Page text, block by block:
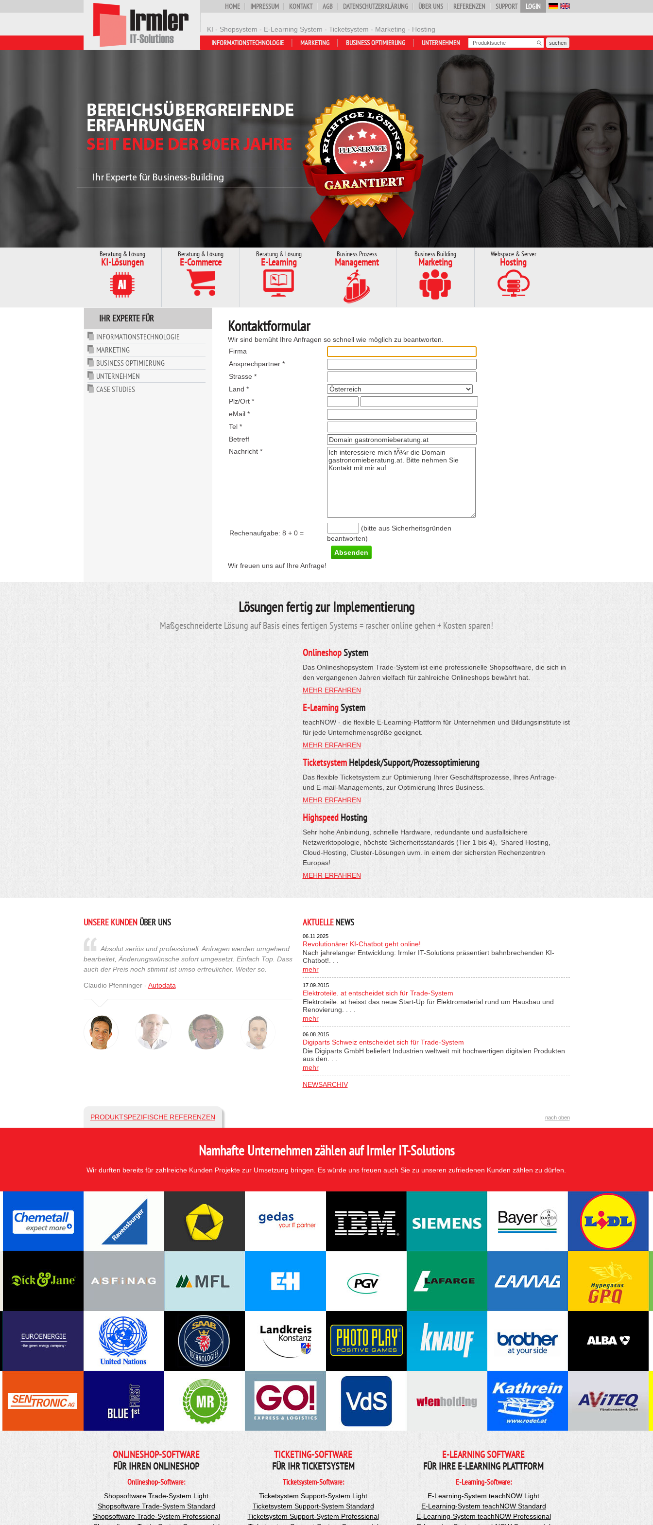
KI - Shopsystem - E-Learning System - Ticketsystem - Marketing - Hosting
LOGIN
HOME IMPRESSUM KONTAKT AGB DATENSCHUTZERKLÄRUNG ÜBER UNS REFERENZEN SUPPORT
UNTERNEHMEN
BUSINESS OPTIMIERUNG
MARKETING
INFORMATIONSTECHNOLOGIE
Beratung & Lösung
KI-Lösungen
Beratung & Lösung
E-Commerce
Beratung & Lösung
E-Learning
Business Prozess
Management
Business Building
Marketing
Webspace & Server
Hosting
IHR EXPERTE FÜR
INFORMATIONSTECHNOLOGIE
MARKETING
BUSINESS OPTIMIERUNG
UNTERNEHMEN
CASE STUDIES
Kontaktformular
Wir sind bemüht Ihre Anfragen so schnell wie möglich zu beantworten.
Firma
Ansprechpartner *
Strasse *
Land *
Plz/Ort *
eMail *
Tel *
Betreff
Nachricht *
Rechenaufgabe: 8 + 0=
(bitte aus Sicherheitsgründen
beantworten)
Wir freuen uns auf Ihre Anfrage!
Lösungen fertig zur Implementierung
Maßgeschneiderte Lösung auf Basis eines fertigen Systems = rascher online gehen + Kosten sparen!
OnlineshopSystem
Das Onlineshopsystem Trade-System ist eine professionelle Shopsoftware, die sich in
den vergangenen Jahren vielfach für zahlreiche Onlineshops bewährt hat.
MEHR ERFAHREN
E-LearningSystem
teachNOW - die flexible E-Learning-Plattform für Unternehmen und Bildungsinstitute ist
für jede Unternehmensgröße geeignet.
MEHR ERFAHREN
TicketsystemHelpdesk/Support/Prozessoptimierung
Das flexible Ticketsystem zur Optimierung Ihrer Geschäftsprozesse, Ihres Anfrage-
und E-mail-Managements, zur Optimierung Ihres Business.
MEHR ERFAHREN
HighspeedHosting
Sehr hohe Anbindung, schnelle Hardware, redundante und ausfallsichere
Netzwerktopologie, höchste Sicherheitsstandards (Tier 1 bis 4), Shared Hosting,
Cloud-Hosting, Cluster-Lösungen uvm. in einem der sichersten Rechenzentren
Europas!
MEHR ERFAHREN
UNSERE KUNDENÜBER UNS
Absolut seriös und professionell. Anfragen werden umgehend
bearbeitet, Änderungswünsche sofort umgesetzt. Einfach Top. Dass
auch der Preis noch stimmt ist umso erfreulicher. Weiter so.
Claudio Pfenninger - Autodata
AKTUELLENEWS
06.11.2025
Revolutionärer KI-Chatbot geht online!
Nach jahrelanger Entwicklung: Irmler IT-Solutions präsentiert bahnbrechenden KI-
Chatbot!. . .
mehr
17.09.2015
Elektroteile. at entscheidet sich für Trade-System
Elektroteile. at heisst das neue Start-Up für Elektromaterial rund um Hausbau und
Renovierung. . . .
mehr
06.08.2015
Digiparts Schweiz entscheidet sich für Trade-System
Die Digiparts GmbH beliefert Industrien weltweit mit hochwertigen digitalen Produkten
aus den. . .
mehr
NEWSARCHIV
PRODUKTSPEZIFISCHE REFERENZEN nach oben
Namhafte Unternehmen zählen auf Irmler IT-Solutions
Wir durften bereits für zahlreiche Kunden Projekte zur Umsetzung bringen. Es würde uns freuen auch Sie zu unseren zufriedenen Kunden zählen zu dürfen.
ONLINESHOP-SOFTWARE
FÜR IHREN ONLINESHOP
Onlineshop-Software:
Shopsoftware Trade-System Light
Shopsoftware Trade-System Standard
Shopsoftware Trade-System Professional
TICKETING-SOFTWARE
FÜR IHR TICKETSYSTEM
Ticketsystem-Software:
Ticketsystem Support-System Light
Ticketsystem Support-System Standard
Ticketsystem Support-System Professional
E-LEARNING SOFTWARE
FÜR IHRE E-LEARNING PLATTFORM
E-Learning-Software:
E-Learning-System teachNOW Light
E-Learning-System teachNOW Standard
E-Learning-System teachNOW Professional